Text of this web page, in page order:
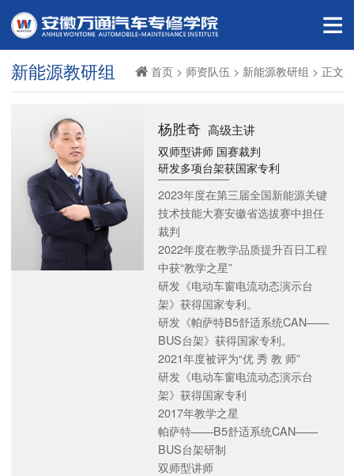
新能源教研组 首页> 师资队伍 > 新能源教研组 > 正文
杨胜奇 高级主讲
双师型讲师 国赛裁判
研发多项台架获国家专利
2023年度在第三届全国新能源关键
技术技能大赛安徽省选拔赛中担任
裁判
2022年度在教学品质提升百日工程
中获“教学之星”
研发《电动车窗电流动态演示台
架》获得国家专利。
研发《帕萨特B5舒适系统CAN——
BUS台架》获得国家专利。
2021年度被评为“优 秀 教 师”
研发《电动车窗电流动态演示台
架》获得国家专利
2017年教学之星
帕萨特——B5舒适系统CAN——
BUS台架研制
双师型讲师